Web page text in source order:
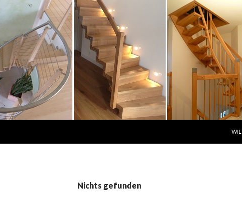
Nichts gefunden